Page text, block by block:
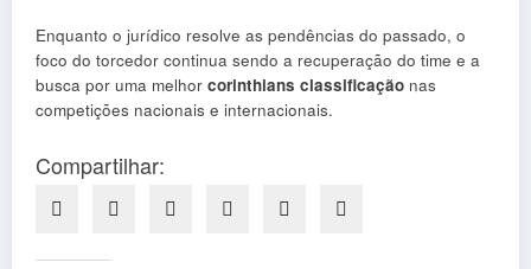
Enquanto o jurídico resolve as pendências do passado, o
foco do torcedor continua sendo a recuperação do time e a
busca por uma melhor corinthians classificação nas
competições nacionais e internacionais.
Compartilhar: